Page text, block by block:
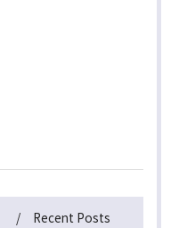
Recent Posts